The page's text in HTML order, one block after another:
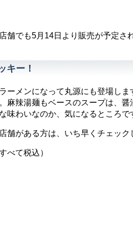
舗でも5月14日より販売が予定さ
キー！
ーメンになって丸源にも登場し
麻辣湯麺もベースのスープは、
味わいなのか、気になるところで
舗がある方は、いち早くチェック
て税込）